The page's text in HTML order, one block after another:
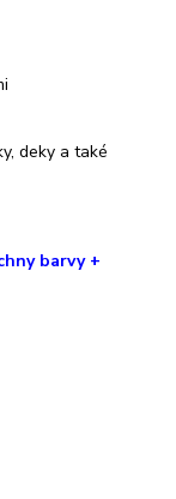
deky a také
barvy +